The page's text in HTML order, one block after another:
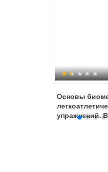
Основы
упражнений.